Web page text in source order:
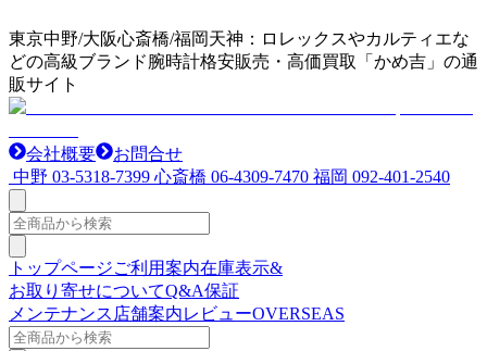
東京中野/大阪心斎橋/福岡天神：ロレックスやカルティエな
どの高級ブランド腕時計格安販売・高価買取「かめ吉」の通
販サイト
会社概要
お問合せ
中野 03-5318-7399 心斎橋 06-4309-7470 福岡 092-401-2540
トップページご利用案内在庫表示&
お取り寄せについてQ&A保証
メンテナンス 店舗案内レビューOVERSEAS